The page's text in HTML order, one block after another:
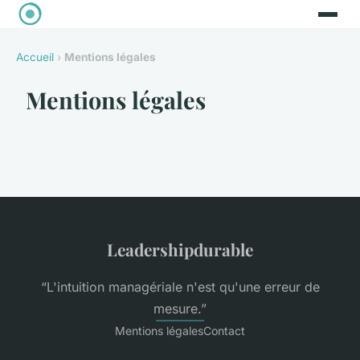
Accueil › Mentions légales
Mentions légales
Leadershipdurable
“L'intuition managériale n'est qu'une erreur de
mesure.”
Mentions légalesContact